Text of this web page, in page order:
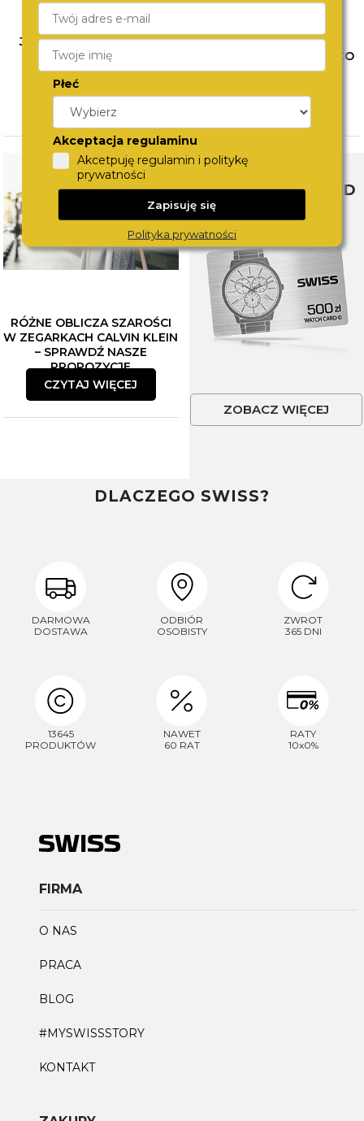
JAK ŁĄCZYĆ BIŻUTERIĘ?
POZNAJ SPOSOBY NA
MODNE STYLIZACJE
WYBÓR PIERWSZEGO
ZEGARKA DLA DZIECKA. CO
WZIĄĆ POD UWAGĘ?
CZYTAJ WIĘCEJ
RÓŻNE OBLICZA SZAROŚCI
W ZEGARKACH CALVIN KLEIN
– SPRAWDŹ NASZE
PROPOZYCJE
CZYTAJ WIĘCEJ
SWISS WATCHCARD
ZOBACZ WIĘCEJ
DLACZEGO SWISS?
DARMOWA
DOSTAWA
ODBIÓR
OSOBISTY
ZWROT
365 DNI
13645
PRODUKTÓW
NAWET
60 RAT
RATY
10x0%
FIRMA
O NAS
PRACA
BLOG
#MYSWISSSTORY
KONTAKT
Płeć
Akceptacja regulaminu
Akcetpuję regulamin i politykę
prywatności
Zapisuję się
Polityka prywatności